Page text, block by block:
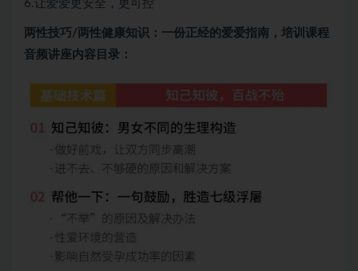
6.让爱爱更安全，更可控
两性技巧/两性健康知识 ：一份正经的爱爱指南，培训课程
音频讲座内容目录：